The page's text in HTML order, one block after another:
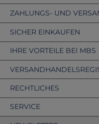
ZAHLUNGS- UND
SICHER EINKAUFEN
IHRE VORTEILE BEI MBS
RECHTLICHES
SERVICE